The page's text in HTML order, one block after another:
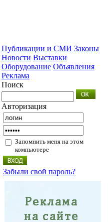
Публикации и СМИ Законы
Новости Выставки
Оборудование Объявления
Реклама
Поиск
Авторизация
Запомнить меня на этом
компьютере
Забыли свой пароль?